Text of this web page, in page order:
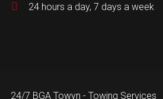
24 hours a day, 7 days a week
24/7 BGA Towyn - Towing Services